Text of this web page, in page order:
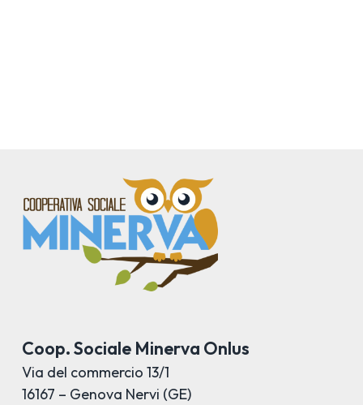
Coop. Sociale Minerva Onlus
Via del commercio 13/1
16167 – Genova Nervi (GE)